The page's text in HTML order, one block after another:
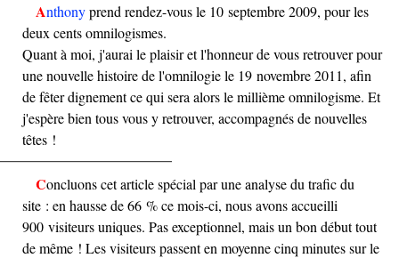
Anthonyprend rendez-vous le 10 septembre 2009, pour les
deux cents omnilogismes.
Quant à moi, j'aurai le plaisir et l'honneur de vous retrouver pour
une nouvelle histoire de l'omnilogie le 19 novembre 2011, afin
de fêter dignement ce qui sera alors le millième omnilogisme. Et
j'espère bien tous vous y retrouver, accompagnés de nouvelles
têtes !
Concluons cet article spécial par une analyse du trafic du
site : en hausse de 66 % ce mois-ci, nous avons accueilli
900 visiteurs uniques. Pas exceptionnel, mais un bon début tout
de même ! Les visiteurs passent en moyenne cinq minutes sur le